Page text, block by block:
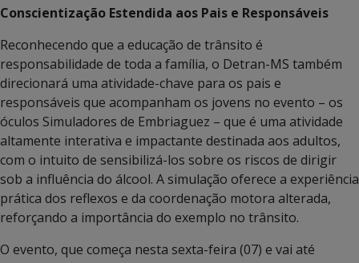
Conscientização Estendida aos Pais e Responsáveis
Reconhecendo que a educação de trânsito é
responsabilidade de toda a família, o Detran-MS também
direcionará uma atividade-chave para os pais e
responsáveis que acompanham os jovens no evento – os
óculos Simuladores de Embriaguez – que é uma atividade
altamente interativa e impactante destinada aos adultos,
com o intuito de sensibilizá-los sobre os riscos de dirigir
sob a influência do álcool. A simulação oferece a experiência
prática dos reflexos e da coordenação motora alterada,
reforçando a importância do exemplo no trânsito.
O evento, que começa nesta sexta-feira (07) e vai até